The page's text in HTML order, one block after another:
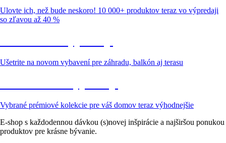
Ulovte ich, než bude neskoro! 10 000+ produktov teraz vo výpredaji
so zľavou až 40 %
Ušetrite na novom vybavení pre záhradu, balkón aj terasu
Vybrané prémiové kolekcie pre váš domov teraz výhodnejšie
E-shop s každodennou dávkou (s)novej inšpirácie a najširšou ponukou
produktov pre krásne bývanie.